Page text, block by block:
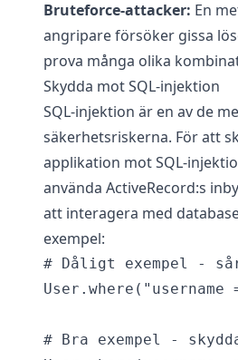
Bruteforce-attacker: En
angripare försöker gissa
prova många olika
Skydda mot SQL-injektion
SQL-injektion är en av de
säkerhetsriskerna. För att
applikation mot SQL-
använda ActiveRecord:s
att interagera med
exempel:
# Dåligt exempel -
# Bra exempel -